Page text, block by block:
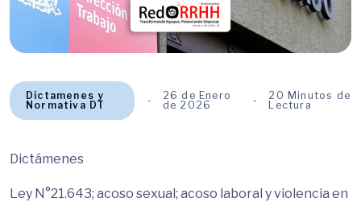
Dictamenes y
Normativa DT
26 de Enero
de 2026
20 Minutos de
Lectura
Dictámenes
Ley N°21.643; acoso sexual; acoso laboral y violencia en